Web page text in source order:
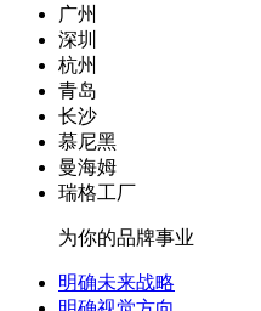
广州
深圳
杭州
青岛
长沙
慕尼黑
曼海姆
瑞格工厂
为你的品牌事业
明确未来战略